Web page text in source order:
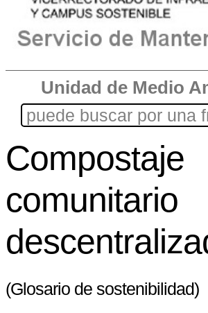
Unidad de Medio
Compostaje
comunitario
(Glosario de sostenibilidad)